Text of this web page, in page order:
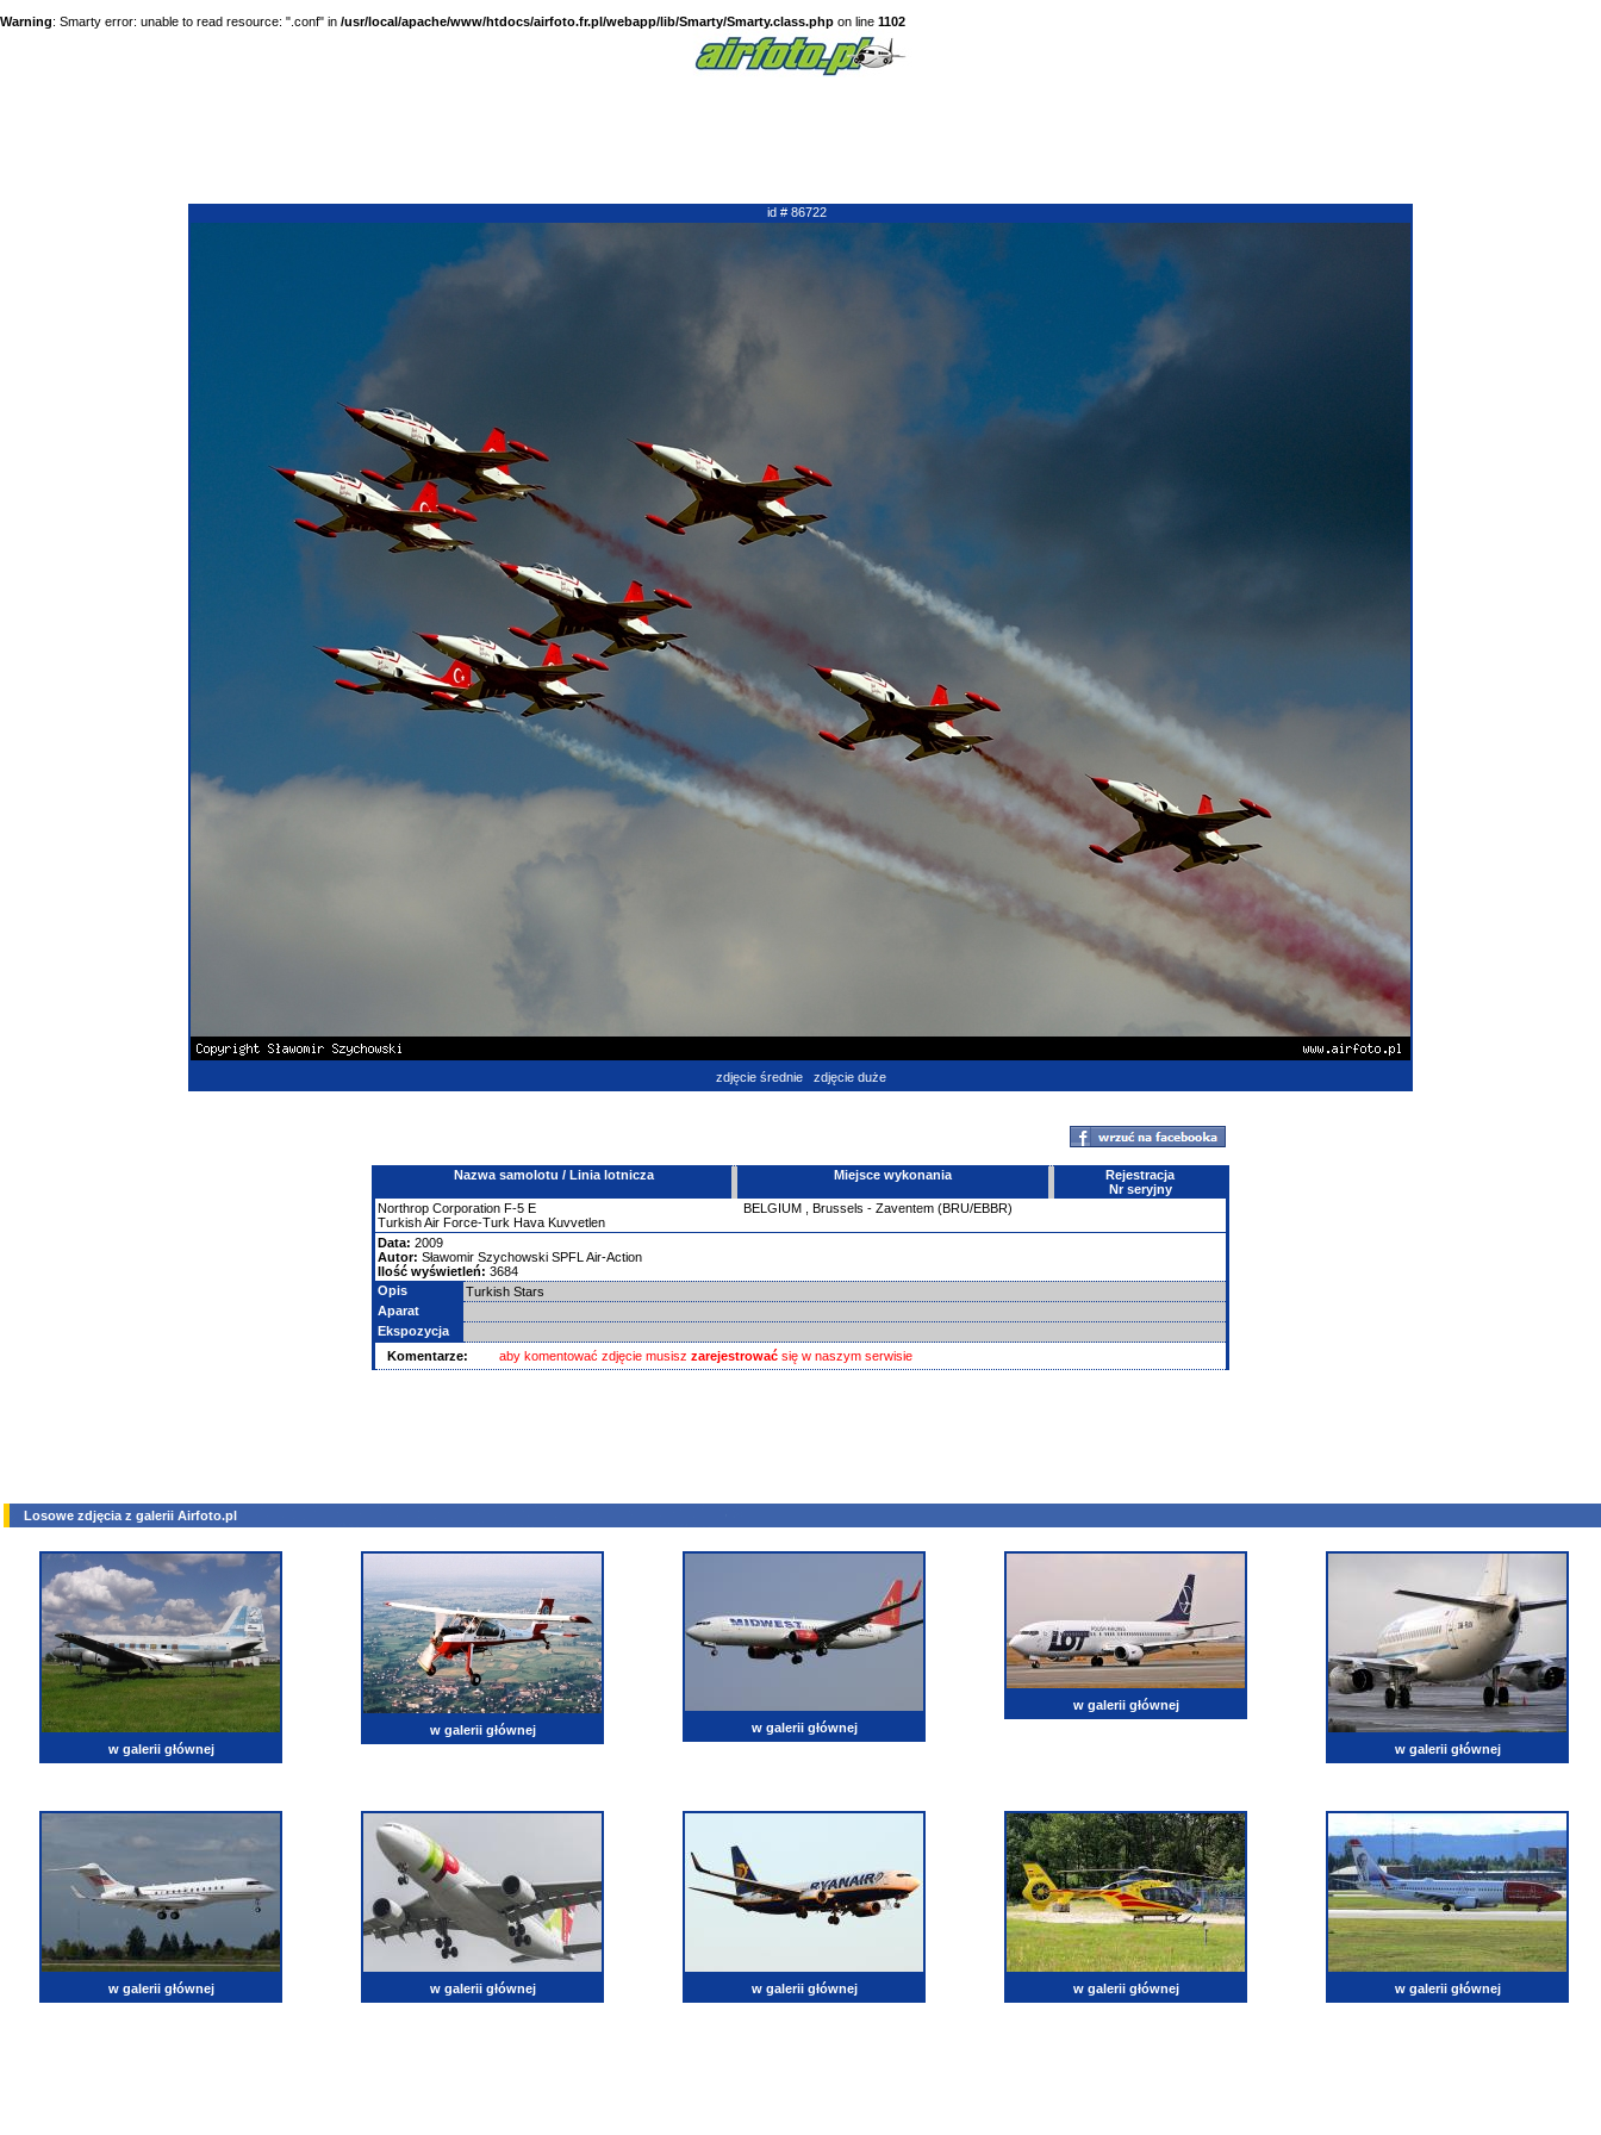
Warning: Smarty error: unable to read resource: ".conf" in /usr/local/apache/www/htdocs/airfoto.fr.pl/webapp/lib/Smarty/Smarty.class.php on line 1102
id # 86722
zdjęcie średnie zdjęcie duże
Nazwa samolotu / Linia lotnicza Miejsce wykonania
Rejestracja
Nr seryjny
Northrop Corporation F-5 E
Turkish Air Force-Turk Hava Kuvvetlen
BELGIUM Brussels - Zaventem (BRU/EBBR)
Data: 2009
Autor: Sławomir Szychowski SPFL Air-Action
Ilość wyświetleń: 3684
Opis
Turkish Stars
Aparat
Ekspozycja
Komentarze:
aby komentować zdjęcie musisz zarejestrować się w naszym serwisie
Losowe zdjęcia z galerii Airfoto.pl
w galerii głównej
w galerii głównej w galerii głównej
w galerii głównej
w galerii głównej
w galerii głównej w galerii głównej w galerii głównej w galerii głównej w galerii głównej